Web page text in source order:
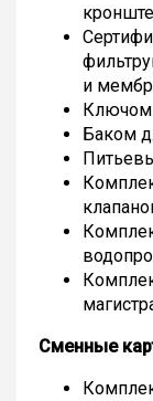
и
Ключом
Баком
Сменные